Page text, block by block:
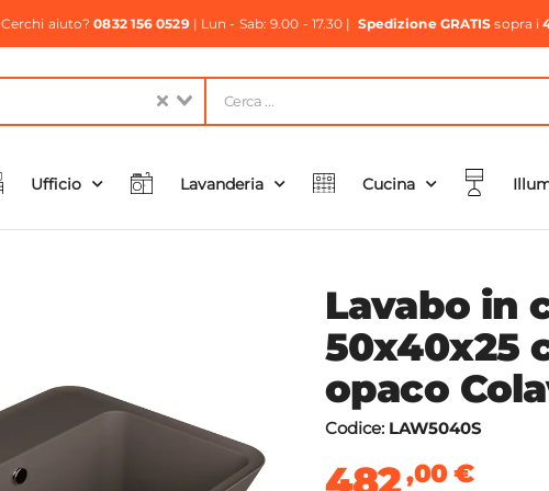
Cerchi aiuto?0832 156 0529| Lun - Sab: 9.00 - 17.30 | Spedizione GRATIS sopra i
Ufficio Lavanderia Cucina
Lavabo in
50x40x25
opaco
Codice: LAW5040S
,00€